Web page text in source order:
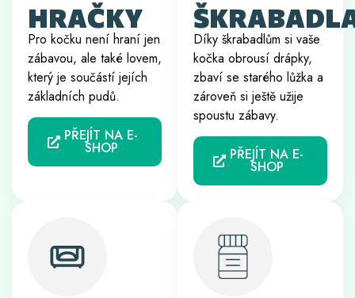
HRAČKY
Pro kočku není hraní jen
zábavou, ale také lovem,
který je součástí jejích
základních pudů.
PŘEJÍT NA E-
SHOP
Díky škrabadlům si vaše
kočka obrousí drápky,
zbaví se starého lůžka a
zároveň si ještě užije
spoustu zábavy.
PŘEJÍT NA E-
SHOP